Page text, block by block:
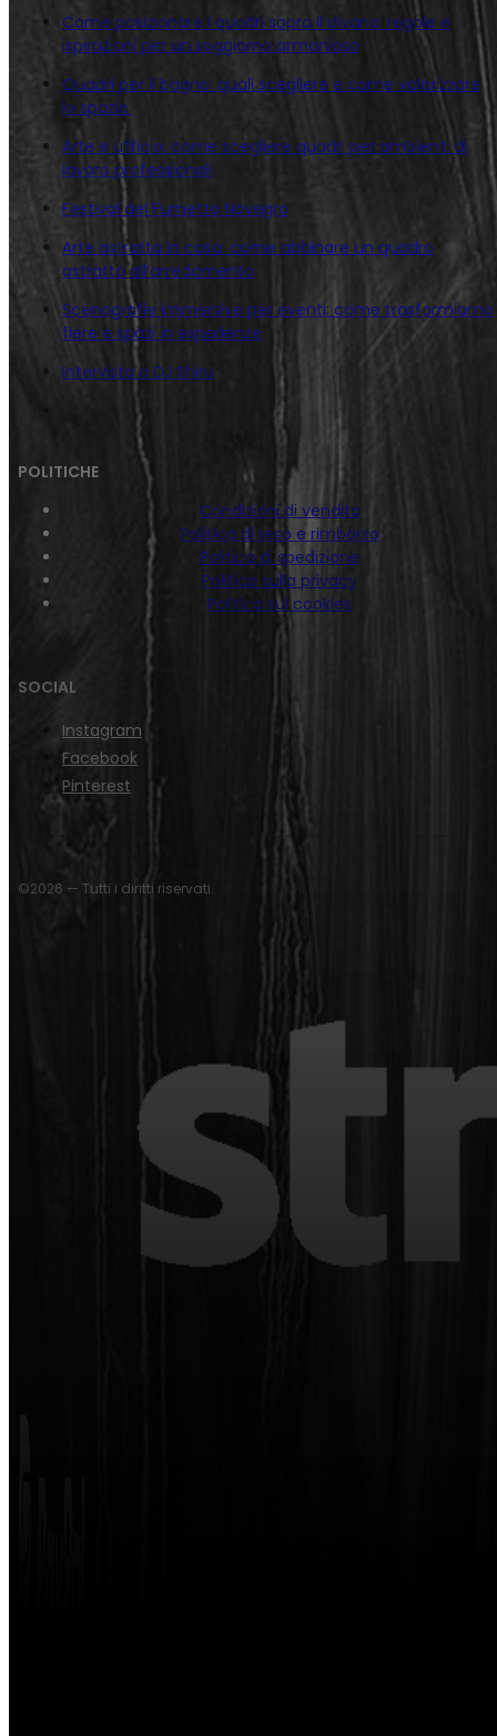
Come posizionare i quadri sopra il divano: regole e
ispirazioni per un soggiorno armonioso
Quadri per il bagno: quali scegliere e come valorizzare
lo spazio
Arte e ufficio: come scegliere quadri per ambienti di
lavoro professionali
Festival del Fumetto Novegro
Arte astratta in casa: come abbinare un quadro
astratto all’arredamento
Scenografie immersive per eventi: come trasformiamo
fiere e spazi in esperienze
Intervista a DJ Shiru
POLITICHE
Condizioni di vendita
Politica di reso e rimborso
Politica di spedizione
Politica sulla privacy
Politica sui cookies
SOCIAL
Instagram
Facebook
Pinterest
©2026 — Tutti i diritti riservati.